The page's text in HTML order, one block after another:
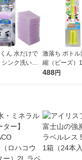
ん 水だけで
シンク洗いク
シンクの汚
激落ち ボトル
縮（ビーズ）
ク
488円